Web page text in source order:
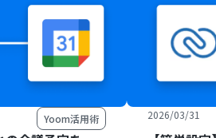
Yoom活用術 2026/03/31